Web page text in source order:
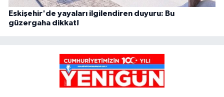
Eskişehir'de yayaları ilgilendiren duyuru: Bu
güzergaha dikkat!